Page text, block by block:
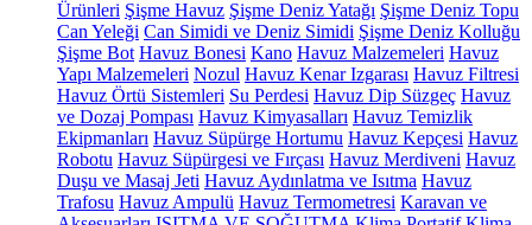
Ürünleri Şişme Havuz Şişme Deniz Yatağı Şişme Deniz Topu
Can Yeleği Can Simidi ve Deniz Simidi Şişme Deniz Kolluğu
Şişme Bot Havuz Bonesi Kano Havuz Malzemeleri Havuz
Yapı Malzemeleri Nozul Havuz Kenar Izgarası Havuz Filtresi
Havuz Örtü Sistemleri Su Perdesi Havuz Dip Süzgeç Havuz
ve Dozaj Pompası Havuz Kimyasalları Havuz Temizlik
Ekipmanları Havuz Süpürge Hortumu Havuz Kepçesi Havuz
Robotu Havuz Süpürgesi ve Fırçası Havuz Merdiveni Havuz
Duşu ve Masaj Jeti Havuz Aydınlatma ve Isıtma Havuz
Trafosu Havuz Ampulü Havuz Termometresi Karavan ve